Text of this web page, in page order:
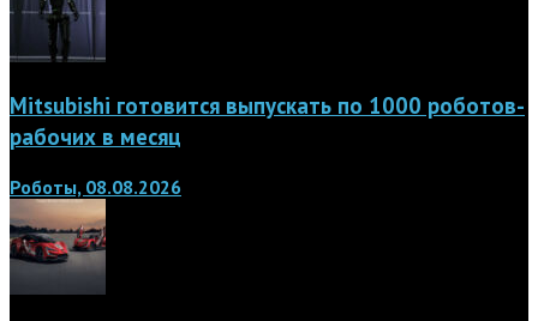
Mitsubishi готовится выпускать по 1000 роботов-
рабочих в месяц
Роботы, 08.08.2026